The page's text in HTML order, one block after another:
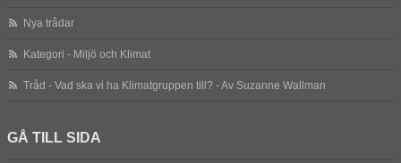
Nya trådar
Kategori - Miljö och Klimat
Tråd - Vad ska vi ha Klimatgruppen till? - Av Suzanne Wallman
GÅ TILL SIDA